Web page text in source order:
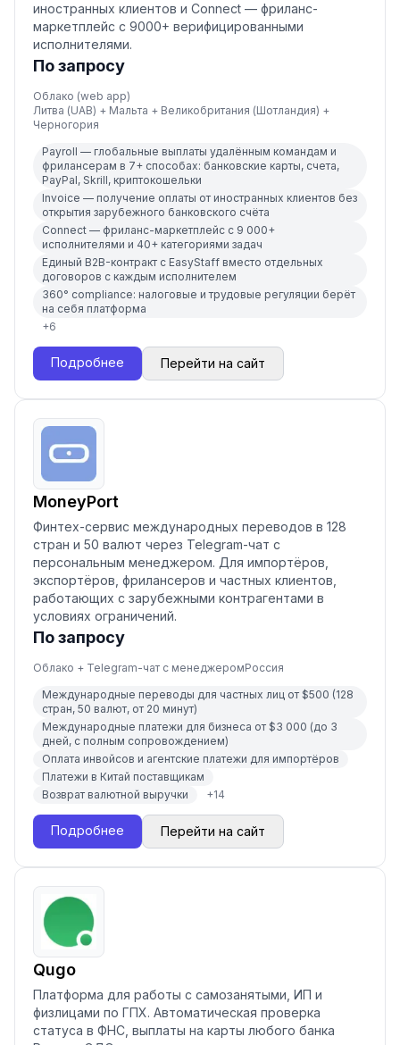
иностранных клиентов и Connect — фриланс-
маркетплейс с 9000+ верифицированными
исполнителями.
По запросу
Облако (web app)
Литва (UAB) + Мальта + Великобритания (Шотландия) +
Черногория
Payroll — глобальные выплаты удалённым командам и
фрилансерам в 7+ способах: банковские карты, счета,
PayPal, Skrill, криптокошельки
Invoice — получение оплаты от иностранных клиентов без
открытия зарубежного банковского счёта
Connect — фриланс-маркетплейс с 9 000+
исполнителями и 40+ категориями задач
Единый B2B-контракт с EasyStaff вместо отдельных
договоров с каждым исполнителем
360° compliance: налоговые и трудовые регуляции берёт
на себя платформа
+6
Подробнее Перейти на сайт
MoneyPort
Финтех-сервис международных переводов в 128
стран и 50 валют через Telegram-чат с
персональным менеджером. Для импортёров,
экспортёров, фрилансеров и частных клиентов,
работающих с зарубежными контрагентами в
условиях ограничений.
По запросу
Облако + Telegram-чат с менеджеромРоссия
Международные переводы для частных лиц от $500 (128
стран, 50 валют, от 20 минут)
Международные платежи для бизнеса от $3 000 (до 3
дней, с полным сопровождением)
Оплата инвойсов и агентские платежи для импортёров
Платежи в Китай поставщикам
Возврат валютной выручки
+14
Подробнее Перейти на сайт
Qugo
Платформа для работы с самозанятыми, ИП и
физлицами по ГПХ. Автоматическая проверка
статуса в ФНС, выплаты на карты любого банка